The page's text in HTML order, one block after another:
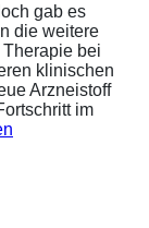
gab es
die weitere
bei
klinischen
Arzneistoff
im